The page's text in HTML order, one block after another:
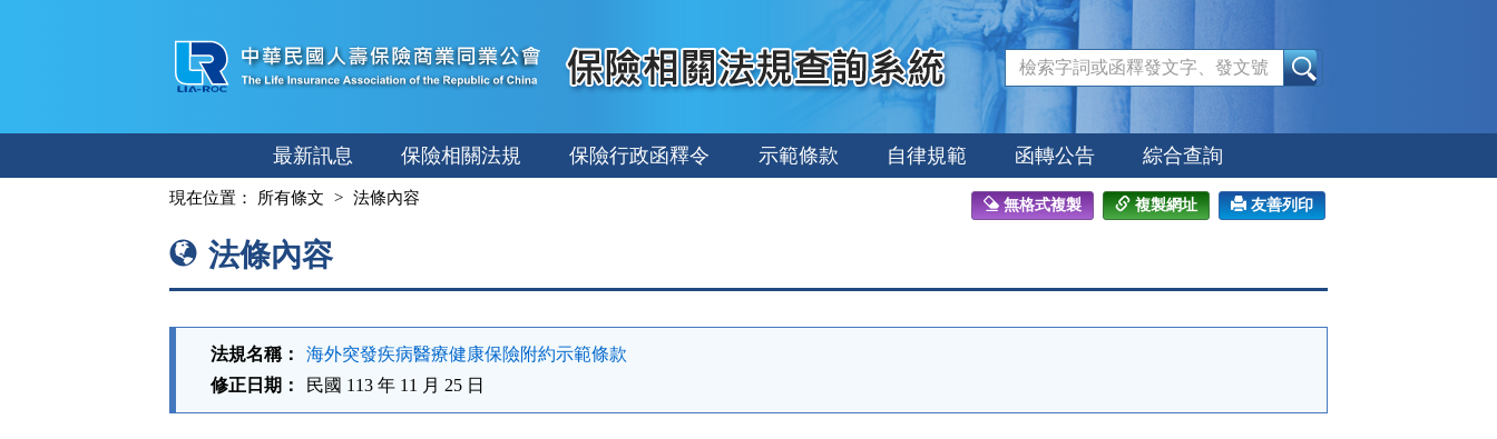
容
最新訊息 保險相關法規 保險行政函釋令 示範條款 自律規範 函轉公告 綜合查詢
現在位置： 所有條文 法條內容 無格式複製 複製網址 友善列印
法條內容
法規名稱：
海外突發疾病醫療健康保險附約示範條款
修正日期：
民國 113 年 11 月 25 日